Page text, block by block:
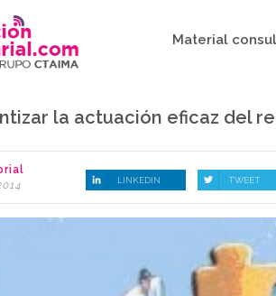
Material
la actuación eficaz del
LINKEDIN TWEET